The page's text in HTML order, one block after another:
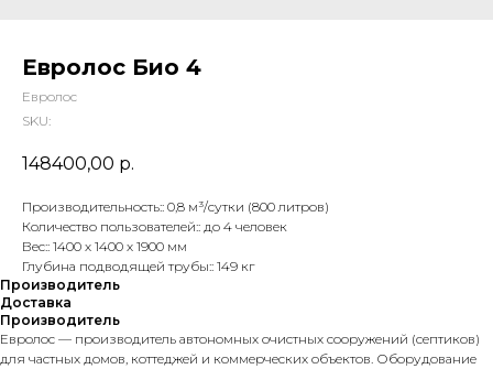
Евролос Био 4
Евролос
SKU:
148400,00 р.
Производительность:: 0,8 м³/сутки (800 литров)
Количество пользователей:: до 4 человек
Вес:: 1400 х 1400 х 1900 мм
Глубина подводящей трубы:: 149 кг
Производитель
Доставка
Производитель
Евролос — производитель автономных очистных сооружений (септиков)
для частных домов, коттеджей и коммерческих объектов. Оборудование